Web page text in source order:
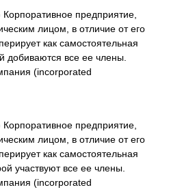
предприятие,
лицом, в отличие от его
как самостоятельная
добиваются все ее члены.
(incorporated
предприятие,
лицом, в отличие от его
как самостоятельная
участвуют все ее члены.
(incorporated